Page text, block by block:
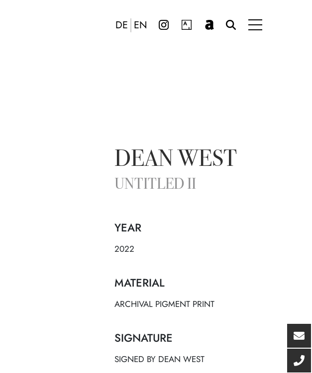
DE EN
DEAN WEST
UNTITLED II
YEAR
2022
MATERIAL
ARCHIVAL PIGMENT PRINT
SIGNATURE
SIGNED BY DEAN WEST